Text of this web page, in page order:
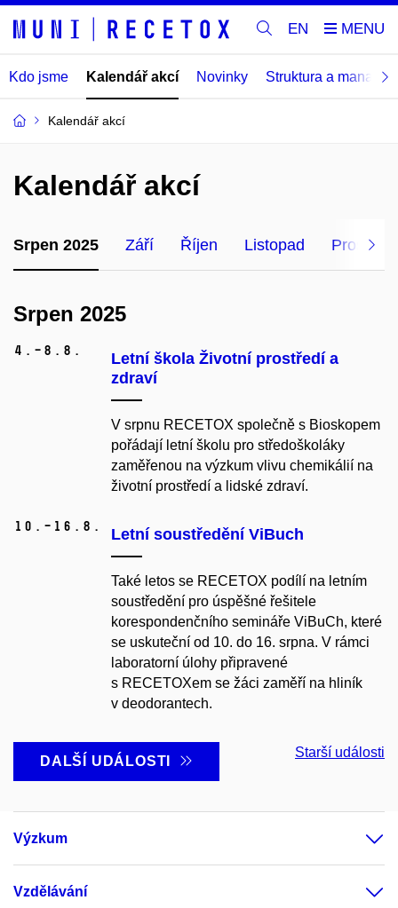
EN
Kdo jsme Kalendář akcí Novinky Struktura a
Kalendář akcí
Kalendář akcí
Srpen 2025 Září Říjen Listopad Prosinec
Srpen 2025
4.–8. 8.
Letní škola Životní prostředí a
zdraví
V srpnu RECETOX společně s Bioskopem
pořádají letní školu pro středoškoláky
zaměřenou na výzkum vlivu chemikálií na
životní prostředí a lidské zdraví.
10.–16. 8. Letní soustředění ViBuch
Také letos se RECETOX podílí na letním
soustředění pro úspěšné řešitele
korespondenčního semináře ViBuCh, které
se uskuteční od 10. do 16. srpna. V rámci
laboratorní úlohy připravené
s RECETOXem se žáci zaměří na hliník
v deodorantech.
DALŠÍ UDÁLOSTI
Starší události
Výzkum
Vzdělávání